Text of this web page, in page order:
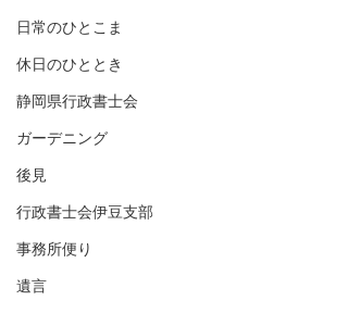
日常のひとこま
休日のひととき
静岡県行政書士会
ガーデニング
後見
行政書士会伊豆支部
事務所便り
遺言